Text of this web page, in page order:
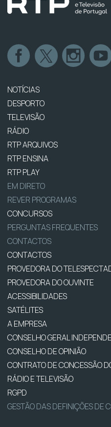
NOTÍCIAS
DESPORTO
TELEVISÃO
RÁDIO
RTP ARQUIVOS
RTP ENSINA
RTP PLAY
EM DIRETO
REVER PROGRAMAS
CONCURSOS
PERGUNTAS FREQUENTES
CONTACTOS
CONTACTOS
PROVEDORA DO
PROVEDORA DO OUVINTE
ACESSIBILIDADES
SATÉLITES
A EMPRESA
CONSELHO GERAL
CONSELHO DE OPINIÃO
CONTRATO DE CONCESSÃO
RÁDIO E TELEVISÃO
RGPD
GESTÃO DAS DEFINIÇÕES DE